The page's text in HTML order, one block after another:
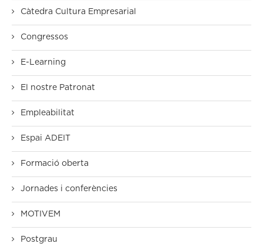
Càtedra Cultura Empresarial
Congressos
E-Learning
El nostre Patronat
Empleabilitat
Espai ADEIT
Formació oberta
Jornades i conferències
MOTIVEM
Postgrau